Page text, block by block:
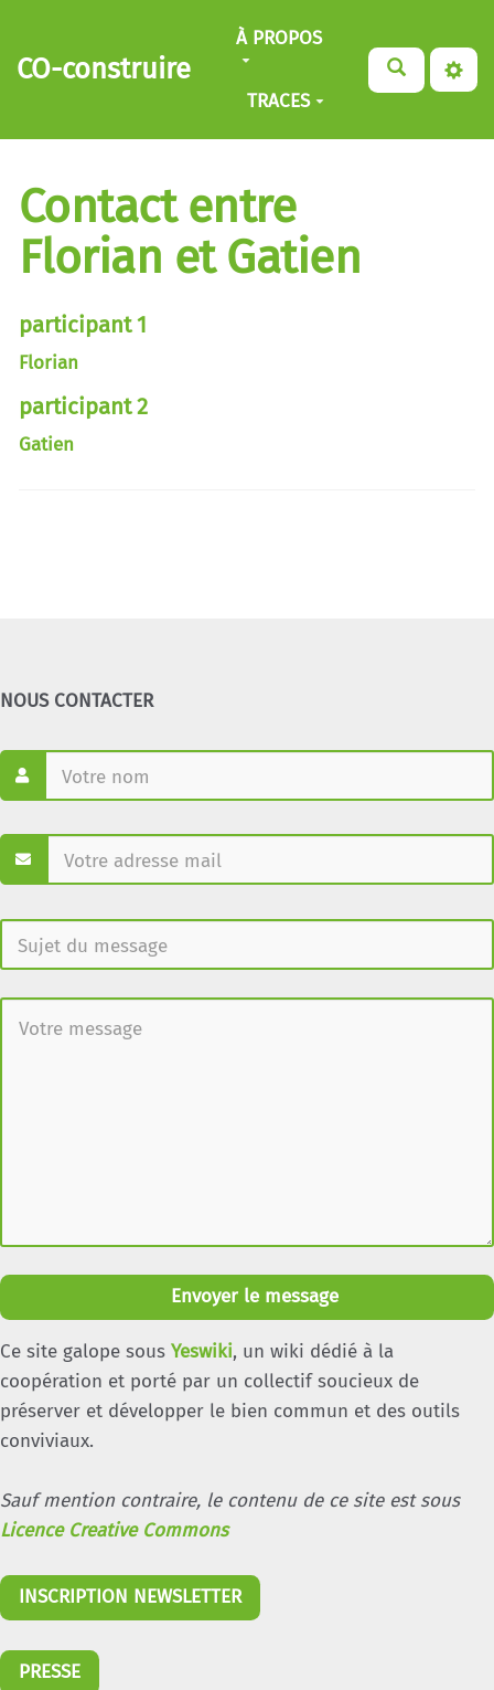
Aller au contenu principal
CO-construire
À PROPOS
TRACES
Contact entre
Florian et Gatien
participant 1
Florian
participant 2
Gatien
NOUS CONTACTER
Envoyer le message
Ce site galope sous Yeswiki, un wiki dédié à la
coopération et porté par un collectif soucieux de
préserver et développer le bien commun et des outils
conviviaux.
Sauf mention contraire, le contenu de ce site est sous
Licence Creative Commons
INSCRIPTION NEWSLETTER
PRESSE